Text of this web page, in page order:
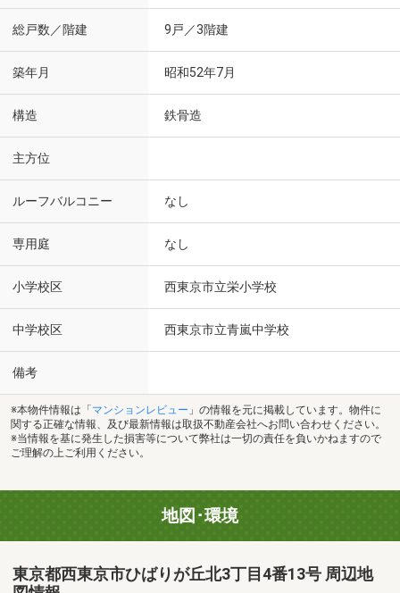
総戸数／階建 9戸／3階建
築年月 昭和52年7月
構造 鉄骨造
主方位
ルーフバルコニー なし
専用庭 なし
小学校区 西東京市立栄小学校
中学校区 西東京市立青嵐中学校
備考
※本物件情報は「 マンションレビュー 」の情報を元に掲載しています。物件に
関する正確な情報、及び最新情報は取扱不動産会社へお問い合わせください。
※当情報を基に発生した損害等について弊社は一切の責任を負いかねますので
ご理解の上ご利用ください。
地図･環境
東京都西東京市ひばりが丘北3丁目4番13号 周辺地